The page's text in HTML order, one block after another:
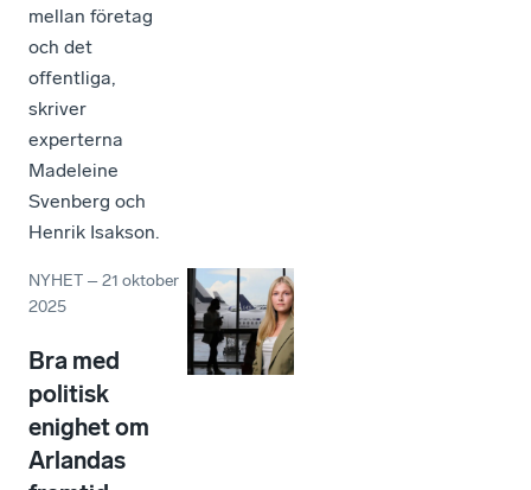
mellan företag
och det
offentliga,
skriver
experterna
Madeleine
Svenberg och
Henrik Isakson.
NYHET –21 oktober
2025
Bra med
politisk
enighet om
Arlandas